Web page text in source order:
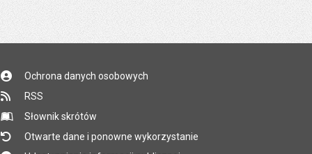
Ochrona danych osobowych
RSS
Słownik skrótów
Otwarte dane i ponowne wykorzystanie